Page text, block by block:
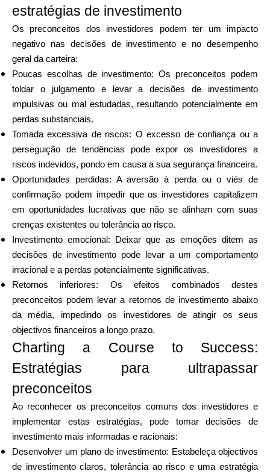
estratégias de investimento
Os preconceitos dos investidores podem ter um impacto
negativo nas decisões de investimento e no desempenho
geral da carteira:
Poucas escolhas de investimento: Os preconceitos podem
toldar o julgamento e levar a decisões de investimento
impulsivas ou mal estudadas, resultando potencialmente em
perdas substanciais.
Tomada excessiva de riscos: O excesso de confiança ou a
perseguição de tendências pode expor os investidores a
riscos indevidos, pondo em causa a sua segurança financeira.
Oportunidades perdidas: A aversão à perda ou o viés de
confirmação podem impedir que os investidores capitalizem
em oportunidades lucrativas que não se alinham com suas
crenças existentes ou tolerância ao risco.
Investimento emocional: Deixar que as emoções ditem as
decisões de investimento pode levar a um comportamento
irracional e a perdas potencialmente significativas.
Retornos inferiores: Os efeitos combinados destes
preconceitos podem levar a retornos de investimento abaixo
da média, impedindo os investidores de atingir os seus
objectivos financeiros a longo prazo.
Charting a Course to Success:
Estratégias para ultrapassar
preconceitos
Ao reconhecer os preconceitos comuns dos investidores e
implementar estas estratégias, pode tomar decisões de
investimento mais informadas e racionais:
Desenvolver um plano de investimento: Estabeleça objectivos
de investimento claros, tolerância ao risco e uma estratégia